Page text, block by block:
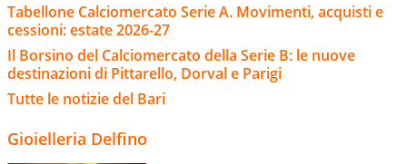
Tabellone Calciomercato Serie A. Movimenti, acquisti e
cessioni: estate 2026-27
Il Borsino del Calciomercato della Serie B: le nuove
destinazioni di Pittarello, Dorval e Parigi
Tutte le notizie del Bari
Gioielleria Delfino